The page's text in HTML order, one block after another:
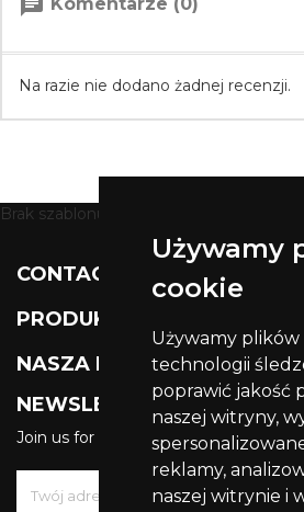
Używamy
cookie
Używamy plików
technologii
poprawić jakość
naszej witryny,
reklamy,
naszej witrynie i
chat
Na razie nie dodano żadnej recenzji.
Brak szablonu dla modułu
CONTACT US
PRODUKTY
NASZA FIRMA
NEWSLETTER
Join us for get latest updates